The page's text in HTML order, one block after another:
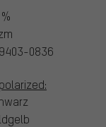
0836